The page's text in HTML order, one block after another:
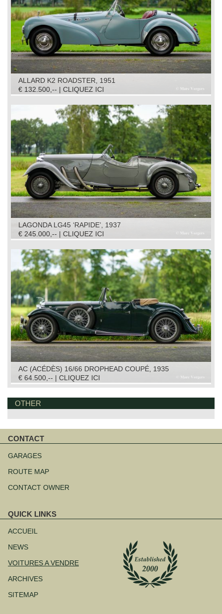
ALLARD K2 ROADSTER, 1951
€ 132.500,-- | CLIQUEZ ICI
LAGONDA LG45 ‘RAPIDE’, 1937
€ 245.000,-- | CLIQUEZ ICI
AC (ACÉDÈS) 16/66 DROPHEAD COUPÉ, 1935
€ 64.500,-- | CLIQUEZ ICI
OTHER
CONTACT
au
GARAGES
ROUTE MAP
CONTACT OWNER
QUICK LINKS
au
ACCUEIL
NEWS
VOITURES A VENDRE
ARCHIVES
SITEMAP